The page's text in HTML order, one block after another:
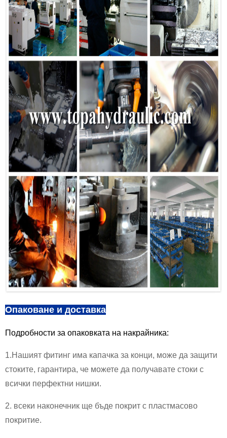
Опаковане и доставка
Подробности за опаковката на накрайника:
1.Нашият фитинг има капачка за конци, може да защити
стоките, гарантира, че можете да получавате стоки с
всички перфектни нишки.
2. всеки наконечник ще бъде покрит с пластмасово
покритие.